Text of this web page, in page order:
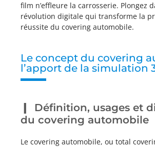
film n’effleure la carrosserie. Plongez
révolution digitale qui transforme la
réussite du covering automobile.
Le concept du covering
l’apport de la simulation
Définition, usages et
du covering automobile
Le covering automobile, ou total